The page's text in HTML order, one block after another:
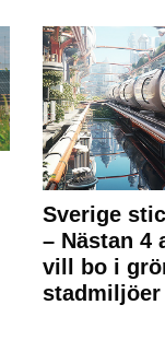
Sverige
– Nästan 4
vill bo i
stadmiljöer